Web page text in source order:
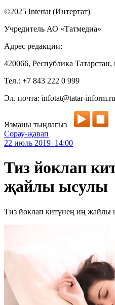
©2025 Intertat (Интертат)
Учредитель АО «Татмедиа»
Адрес редакции:
420066, Республика
Тел.: +7 843 222 0 999
Эл. почта: infotat@tatar-inform.ru
Язманы тыңлагыз
Сорау-җавап
22 июль 2019 14:00
Тиз йоклап
җайлы ысулы
Тиз йоклап китүнең иң җайлы